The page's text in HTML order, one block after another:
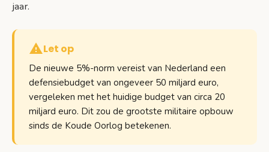
jaar.
Let op
De nieuwe 5%-norm vereist van Nederland een
defensiebudget van ongeveer 50 miljard euro,
vergeleken met het huidige budget van circa 20
miljard euro. Dit zou de grootste militaire opbouw
sinds de Koude Oorlog betekenen.